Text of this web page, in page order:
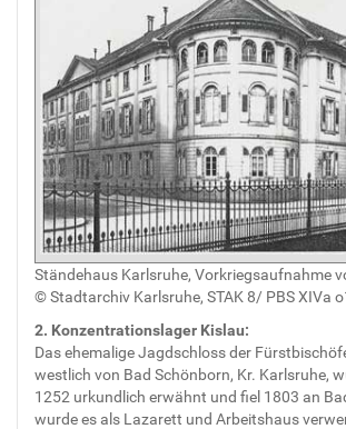
Ständehaus Karlsruhe, Vorkriegsaufnahme
© Stadtarchiv Karlsruhe, STAK 8/ PBS XIVa
2. Konzentrationslager Kislau:
Das ehemalige Jagdschloss der
westlich von Bad Schönborn, Kr. Karlsruhe,
1252 urkundlich erwähnt und fiel 1803 an
wurde es als Lazarett und Arbeitshaus